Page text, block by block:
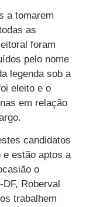
a tomarem
as
foram
pelo nome
legenda sob a
eleito e o
em relação
candidatos
e estão aptos a
o
Roberval
trabalhem